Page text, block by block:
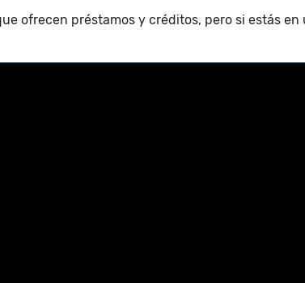
ofrecen préstamos y créditos, pero si estás